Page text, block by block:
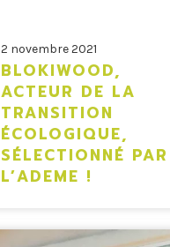
2 novembre 2021
BLOKIWOOD,
ACTEUR DE LA
TRANSITION
ÉCOLOGIQUE,
SÉLECTIONNÉ PAR
L’ADEME !